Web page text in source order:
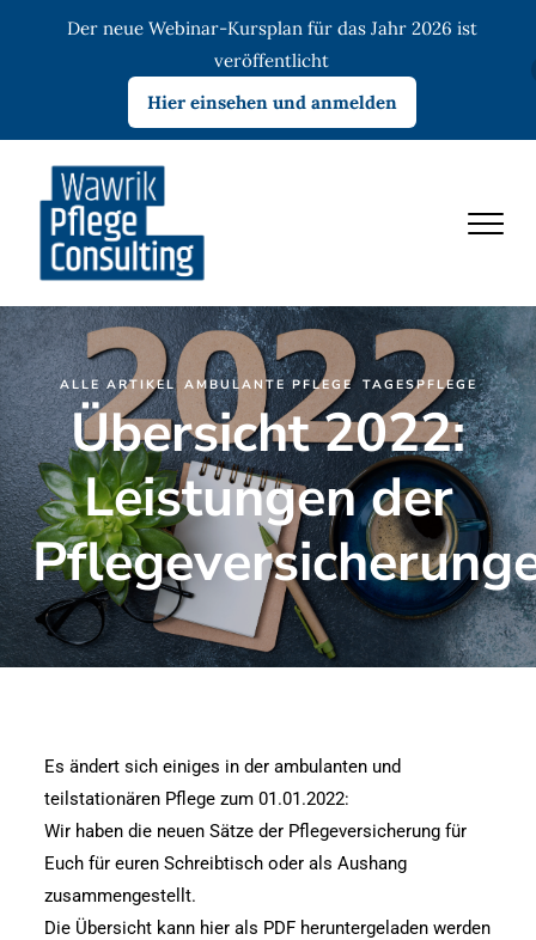
ALLE ARTIKEL AMBULANTE PFLEGE TAGESPFLEGE
Übersicht 2022:
Leistungen der
Es ändert sich einiges in der ambulanten und
teilstationären Pflege zum 01.01.2022:
Wir haben die neuen Sätze der Pflegeversicherung für
Euch für euren Schreibtisch oder als Aushang
zusammengestellt.
Die Übersicht kann hier als PDF heruntergeladen werden
Der neue Webinar-Kursplan für das Jahr 2026 ist
veröffentlicht
Hier einsehen und anmelden